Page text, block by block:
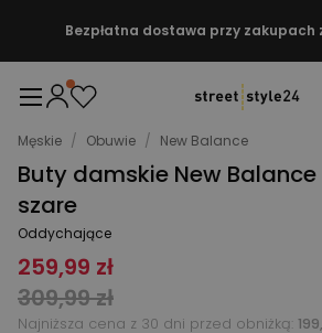
Bezpłatna dostawa przy zakupach
Męskie / Obuwie / New Balance
Buty damskie New Balance
szare
Oddychające
259,99 zł
309,99 zł
Najniższa cena z 30 dni przed obniżką: